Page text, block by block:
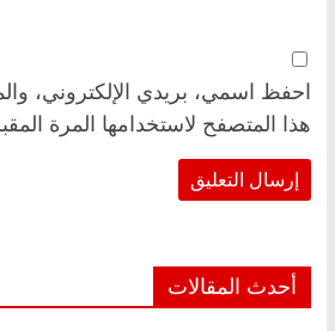
احفظ اسمي، بريدي الإلكتروني،
هذا المتصفح لاستخدامها المرة
أحدث المقالات